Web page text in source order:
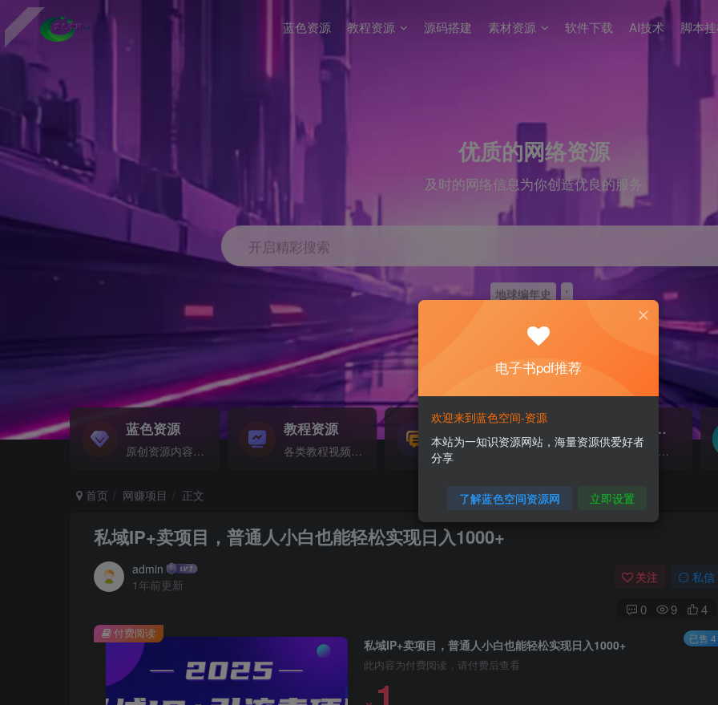
蓝色资源 教程资源 源码搭建 素材资源 软件下载 AI技术 脚本
优质的网络资源
及时的网络信息为你创造优良的服务
开启精彩搜索
地球编年史 '
蓝色资源
原创资源内容精选...
教程资源
各类教程视频音频等资源...
源码搭建
各类源码搭建...
素材资源NEW
海量素材,资源分享...
首页 网赚项目 正文
私域IP+卖项目，普通人小白也能轻松实现日入1000+
admin
1年前更新
关注 私信
0 9 4
私域IP+卖项目，普通人小白也能轻松实现日入1000+
此内容为付费阅读，请付费后查看
付费阅读 已售 4
电子书pdf推荐
欢迎来到蓝色空间-资源
本站为一知识资源网站，海量资源供爱好者
分享
了解蓝色空间资源网 立即设置